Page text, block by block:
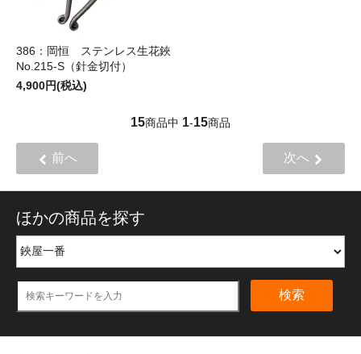
386：岡恒 ステンレス生花鋏
No.215-S（針金切付）
4,900円(税込)
15商品中 1-15商品
前へ 次へ
ほかの商品を探す
検索